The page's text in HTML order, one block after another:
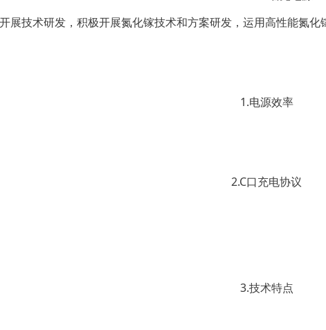
展技术研发，积极开展氮化镓技术和方案研发，运用高性能氮
1.电源效率
2.C口充电协议
3.技术特点